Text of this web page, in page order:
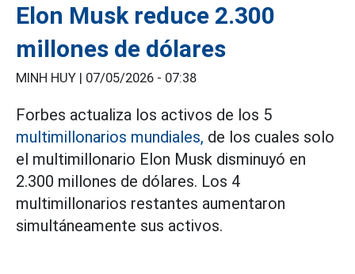
Elon Musk reduce 2.300
millones de dólares
MINH HUY | 07/05/2026 - 07:38
Forbes actualiza los activos de los 5
multimillonarios mundiales, de los cuales solo
el multimillonario Elon Musk disminuyó en
2.300 millones de dólares. Los 4
multimillonarios restantes aumentaron
simultáneamente sus activos.